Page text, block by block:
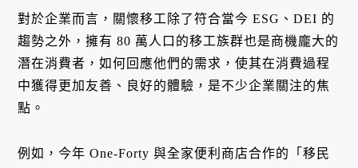
對於企業而言，關懷移工除了符合當今 ESG、DEI 的
趨勢之外，擁有 80 萬人口的移工族群也是商機龐大的
潛在消費者，如何回應他們的需求，使其在消費過程
中獲得更加友善、良好的體驗，是不少企業關注的焦
點。
例如，今年 One-Forty 與全家便利商店合作的「移民